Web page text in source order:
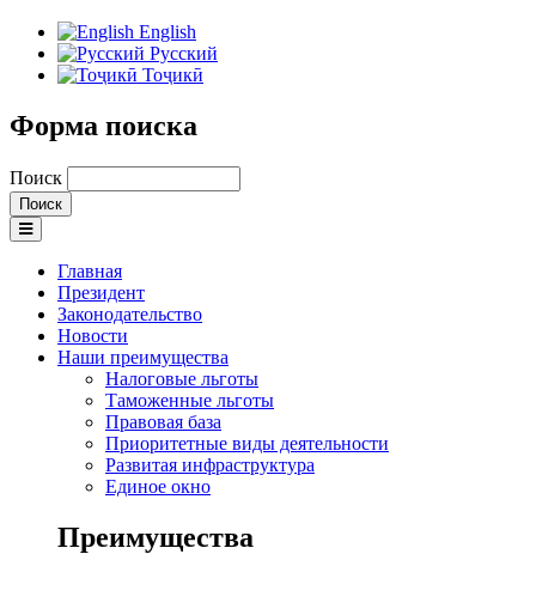
English
Русский
Тоҷикӣ
Форма поиска
Поиск
Главная
Президент
Законодательство
Новости
Наши преимущества
Налоговые льготы
Таможенные льготы
Правовая база
Приоритетные виды деятельности
Развитая инфраструктура
Единое окно
Преимущества